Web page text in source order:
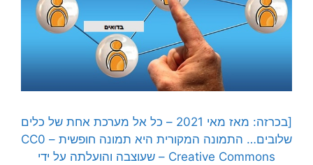
[בכרזה: מאז מאי 2021 – כל אל מערכת אחת של כלים
שלובים… התמונה המקורית היא תמונה חופשית – CC0
Creative Commons – שעוצבה והועלתה על ידי